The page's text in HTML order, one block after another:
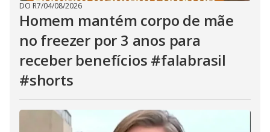
DO R7/04/08/2026
Homem mantém corpo de mãe
no freezer por 3 anos para
receber benefícios #falabrasil
#shorts